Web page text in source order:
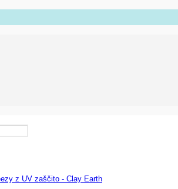
z UV zaščito - Clay Earth